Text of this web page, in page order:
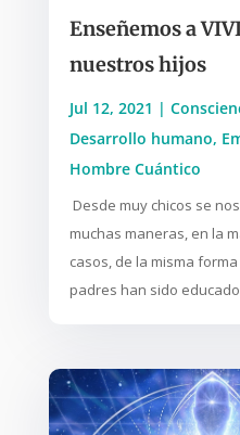
Enseñemos a
nuestros hijos
Jul 12, 2021 |
Desarrollo humano,
Hombre Cuántico
Desde muy chicos se
muchas maneras, en la
casos, de la misma
padres han sido